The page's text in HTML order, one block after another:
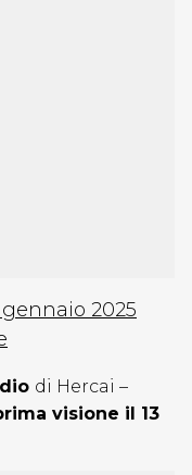
2025
di Hercai –
visione il 13